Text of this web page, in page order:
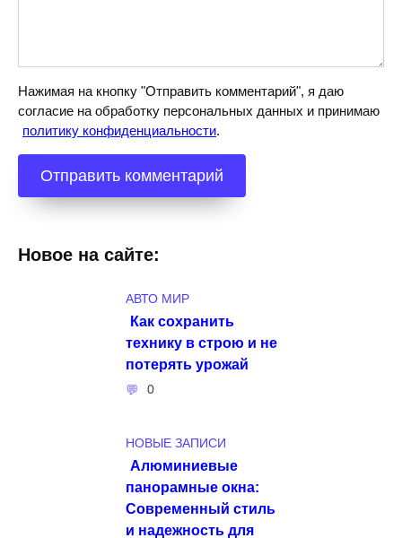
Нажимая на кнопку "Отправить комментарий", я даю
согласие на обработку персональных данных и принимаю
политику конфиденциальности.
Новое на сайте:
АВТО МИР
Как сохранить
технику в строю и не
потерять урожай
0
НОВЫЕ ЗАПИСИ
Алюминиевые
панорамные окна:
Современный стиль
и надежность для